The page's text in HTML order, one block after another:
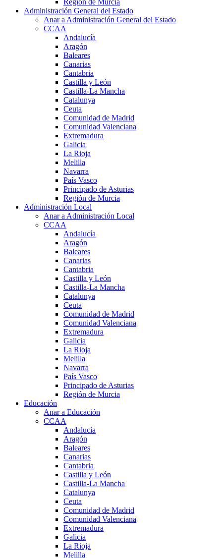
Administración General del Estado
Anar a Administración General del Estado
CCAA
Andalucía
Aragón
Baleares
Canarias
Cantabria
Castilla y León
Castilla-La Mancha
Catalunya
Ceuta
Comunidad de Madrid
Comunidad Valenciana
Extremadura
Galicia
La Rioja
Melilla
Navarra
País Vasco
Principado de Asturias
Región de Murcia
Administración Local
Anar a Administración Local
CCAA
Andalucía
Aragón
Baleares
Canarias
Cantabria
Castilla y León
Castilla-La Mancha
Catalunya
Ceuta
Comunidad de Madrid
Comunidad Valenciana
Extremadura
Galicia
La Rioja
Melilla
Navarra
País Vasco
Principado de Asturias
Región de Murcia
Educación
Anar a Educación
CCAA
Andalucía
Aragón
Baleares
Canarias
Cantabria
Castilla y León
Castilla-La Mancha
Catalunya
Ceuta
Comunidad de Madrid
Comunidad Valenciana
Extremadura
Galicia
La Rioja
Melilla